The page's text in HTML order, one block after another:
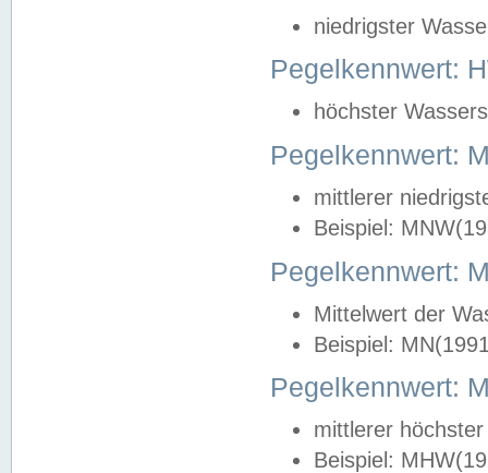
niedrigster
Pegelkennwert:
höchster
Pegelkennwert:
mittlerer
Beispiel:
Pegelkennwert:
Mittelwert der
Beispiel:
Pegelkennwert:
mittlerer
Beispiel: